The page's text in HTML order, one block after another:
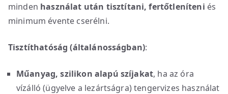
minden használat után tisztítani, fertőtleníteni és
minimum évente cserélni.
Tisztíthatóság (általánosságban):
Műanyag, szilikon alapú szíjakat, ha az óra
vízálló (ügyelve a lezártságra) tengervizes használat